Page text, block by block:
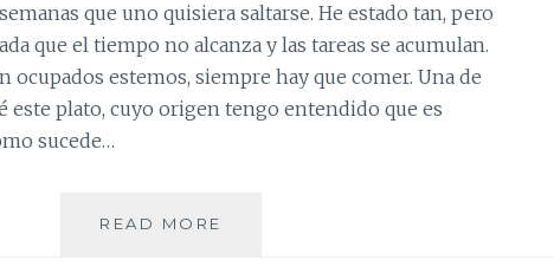
que uno quisiera saltarse. He estado tan, pero
que el tiempo no alcanza y las tareas se acumulan.
ocupados estemos, siempre hay que comer. Una de
este plato, cuyo origen tengo entendido que es
sucede…
READ MORE